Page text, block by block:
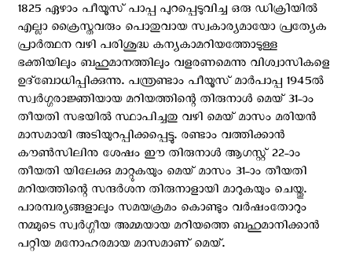
1825 ഏഴാം പീയൂസ് പാപ്പ പുറപ്പെടുവിച്ച ഒരു ഡിക്രിയിൽ
എല്ലാ ക്രൈസ്തവരും പൊതുവായ സ്വകാര്യമായോ പ്രത്യേക
പ്രാർത്ഥന വഴി പരിശുദ്ധ കന്യകാമറിയത്തോടുള്ള
ഭക്തിയിലും ബഹുമാനത്തിലും വളരണമെന്നു വിശ്വാസികളെ
ഉദ്ബോധിപ്പിക്കുന്നു. പന്ത്രണ്ടാം പീയൂസ് മാർപാപ്പ 1945ൽ
സ്വർഗ്ഗരാജ്ഞിയായ മറിയത്തിന്റെ തിരുനാൾ മെയ് 31-ാം
തീയതി സഭയിൽ സ്ഥാപിച്ചതു വഴി മെയ് മാസം മരിയൻ
മാസമായി അടിയുറപ്പിക്കപ്പെട്ടു. രണ്ടാം വത്തിക്കാൻ
കൗൺസിലിനു ശേഷം ഈ തിരുനാൾ ആഗസ്റ്റ് 22-ാം
തീയതി യിലേക്കു മാറ്റുകയും മെയ് മാസം 31-ാം തീയതി
മറിയത്തിന്റെ സന്ദർശന തിരുനാളായി മാറുകയും ചെയ്തു.
പാരമ്പര്യങ്ങളാലും സമയക്രമം കൊണ്ടും വർഷംതോറും
നമ്മുടെ സ്വർഗ്ഗീയ അമ്മയായ മറിയത്തെ ബഹുമാനിക്കാൻ
പറ്റിയ മനോഹരമായ മാസമാണ് മെയ്.